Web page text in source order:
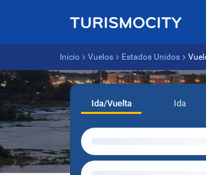
Inicio Vuelos Estados Unidos
Ida/Vuelta Ida